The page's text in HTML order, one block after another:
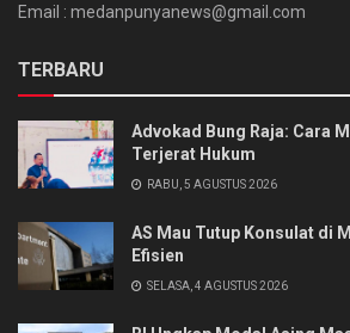
Email : medanpunyanews@gmail.com
TERBARU
Advokad Bung Raja: Cara
Terjerat Hukum
RABU, 5 AGUSTUS 2026
AS Mau Tutup Konsulat di
Efisien
SELASA, 4 AGUSTUS 2026